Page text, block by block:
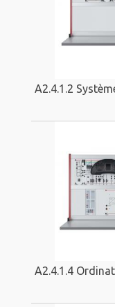
A2.4.1.2
A2.4.1.4